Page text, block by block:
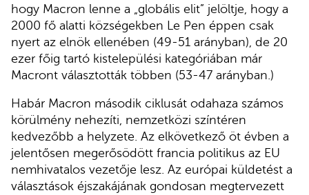
hogy Macron lenne a „globális elit” jelöltje, hogy a
2000 fő alatti községekben Le Pen éppen csak
nyert az elnök ellenében (49-51 arányban), de 20
ezer főig tartó kistelepülési kategóriában már
Macront választották többen (53-47 arányban.)
Habár Macron második ciklusát odahaza számos
körülmény nehezíti, nemzetközi színtéren
kedvezőbb a helyzete. Az elkövetkező öt évben a
jelentősen megerősödött francia politikus az EU
nemhivatalos vezetője lesz. Az európai küldetést a
választások éjszakájának gondosan megtervezett